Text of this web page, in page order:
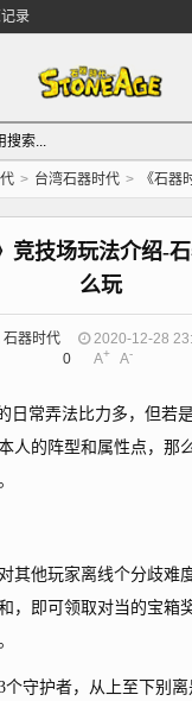
录
> 台湾石器时代 > 《石器时代
竞技场玩法介绍-
么玩
石器时代 2020-12-28
0
A+ A-
常弄法比力多，但若
人的阵型和属性点，那
他玩家离线个分歧难
，即可领取对当的宝箱
护者，从上至下别离